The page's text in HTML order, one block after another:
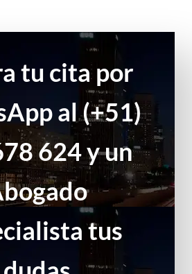
tu cita por
al (+51)
624 y un
tus